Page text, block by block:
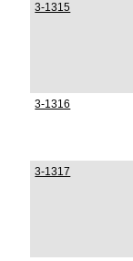
3-1315
3-1316
3-1317